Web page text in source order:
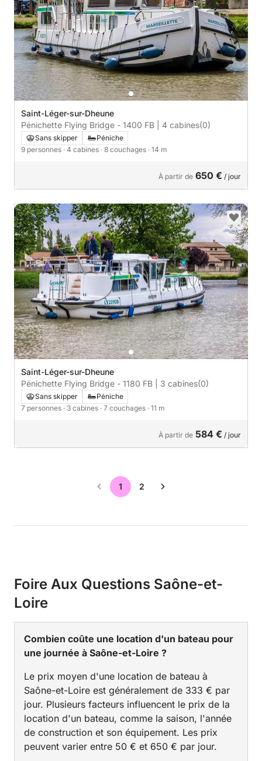
Saint-Léger-sur-Dheune
Pénichette Flying Bridge - 1400 FB | 4 cabines(0)
Sans skipper
Péniche
9 personnes · 4 cabines · 8 couchages · 14 m
À partir de 650 € / jour
Saint-Léger-sur-Dheune
Pénichette Flying Bridge - 1180 FB | 3 cabines(0)
Sans skipper
Péniche
7 personnes · 3 cabines · 7 couchages · 11 m
À partir de 584 € / jour
1 2
Foire Aux Questions Saône-et-
Loire
Combien coûte une location d'un bateau pour
une journée à Saône-et-Loire ?
Le prix moyen d'une location de bateau à
Saône-et-Loire est généralement de 333 € par
jour. Plusieurs facteurs influencent le prix de la
location d'un bateau, comme la saison, l'année
de construction et son équipement. Les prix
peuvent varier entre 50 € et 650 € par jour.